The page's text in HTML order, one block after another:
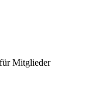
Mitglieder